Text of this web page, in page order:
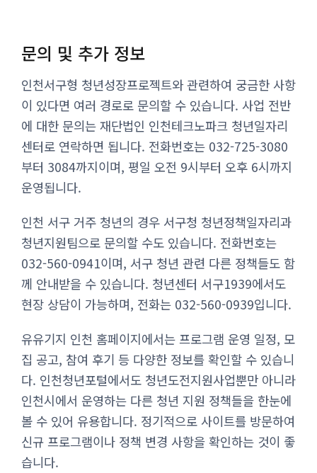
문의 및 추가 정보
인천서구형 청년성장프로젝트와 관련하여 궁금한 사항
이 있다면 여러 경로로 문의할 수 있습니다. 사업 전반
에 대한 문의는 재단법인 인천테크노파크 청년일자리
센터로 연락하면 됩니다. 전화번호는 032-725-3080
부터 3084까지이며, 평일 오전 9시부터 오후 6시까지
운영됩니다.
인천 서구 거주 청년의 경우 서구청 청년정책일자리과
청년지원팀으로 문의할 수도 있습니다. 전화번호는
032-560-0941이며, 서구 청년 관련 다른 정책들도 함
께 안내받을 수 있습니다. 청년센터 서구1939에서도
현장 상담이 가능하며, 전화는 032-560-0939입니다.
유유기지 인천 홈페이지에서는 프로그램 운영 일정, 모
집 공고, 참여 후기 등 다양한 정보를 확인할 수 있습니
다. 인천청년포털에서도 청년도전지원사업뿐만 아니라
인천시에서 운영하는 다른 청년 지원 정책들을 한눈에
볼 수 있어 유용합니다. 정기적으로 사이트를 방문하여
신규 프로그램이나 정책 변경 사항을 확인하는 것이 좋
습니다.